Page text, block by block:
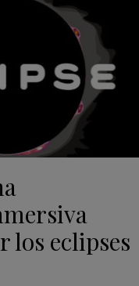
los eclipses